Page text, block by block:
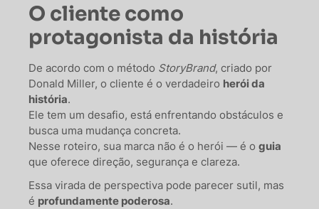
O cliente como
protagonista da história
De acordo com o método StoryBrand, criado por
Donald Miller, o cliente é o verdadeiro herói da
história.
Ele tem um desafio, está enfrentando obstáculos e
busca uma mudança concreta.
Nesse roteiro, sua marca não é o herói — é o guia
que oferece direção, segurança e clareza.
Essa virada de perspectiva pode parecer sutil, mas
é profundamente poderosa.